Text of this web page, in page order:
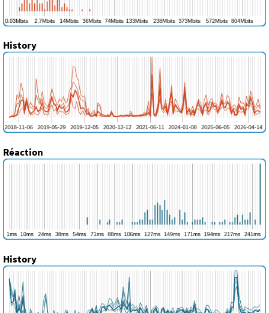
History
Réaction
History